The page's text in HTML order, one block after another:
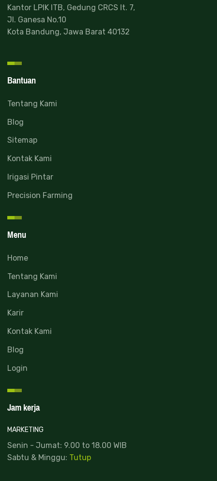
Kantor LPIK ITB, Gedung CRCS lt. 7,
Jl. Ganesa No.10
Kota Bandung, Jawa Barat 40132
Bantuan
Tentang Kami
Blog
Sitemap
Kontak Kami
Irigasi Pintar
Precision Farming
Menu
Home
Tentang Kami
Layanan Kami
Karir
Kontak Kami
Blog
Login
Jam kerja
MARKETING
Senin - Jumat: 9.00 to 18.00 WIB
Sabtu & Minggu: Tutup